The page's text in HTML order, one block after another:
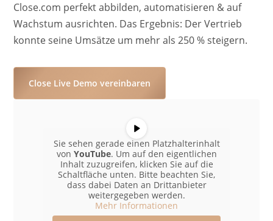
Sie sehen gerade einen Platzhalterinhalt
von YouTube. Um auf den eigentlichen
Inhalt zuzugreifen, klicken Sie auf die
Schaltfläche unten. Bitte beachten Sie,
dass dabei Daten an Drittanbieter
weitergegeben werden.
Mehr Informationen
Close.com perfekt abbilden, automatisieren & auf
Wachstum ausrichten. Das Ergebnis: Der Vertrieb
konnte seine Umsätze um mehr als 250 % steigern.
Close Live Demo vereinbaren